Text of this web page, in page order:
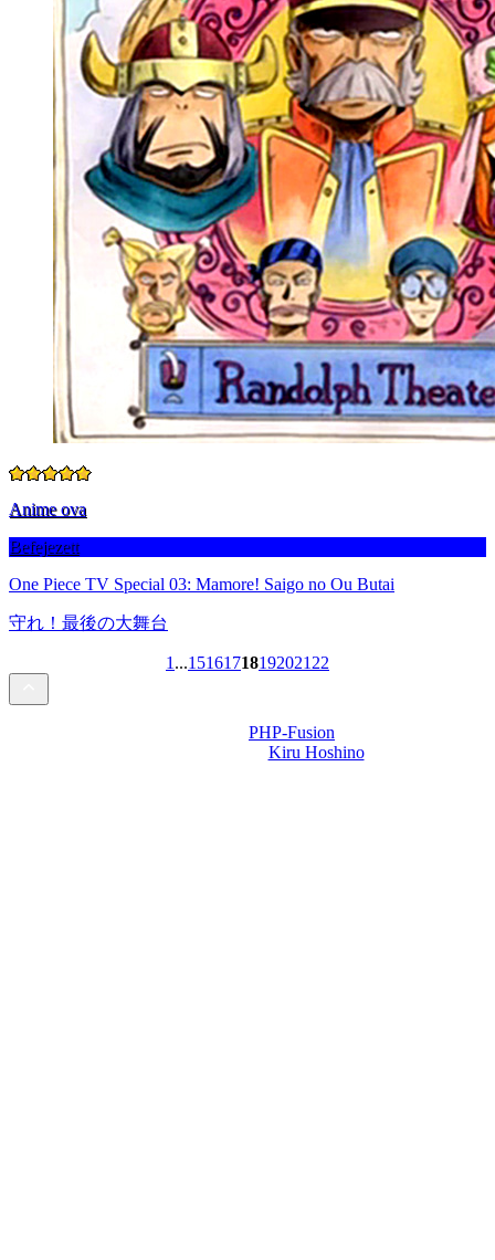
Anime ova
Befejezett
One Piece TV Special 03: Mamore! Saigo no Ou Butai
守れ！最後の大舞台
1 ...15161718192021 22
PHP-Fusion
Kiru Hoshino